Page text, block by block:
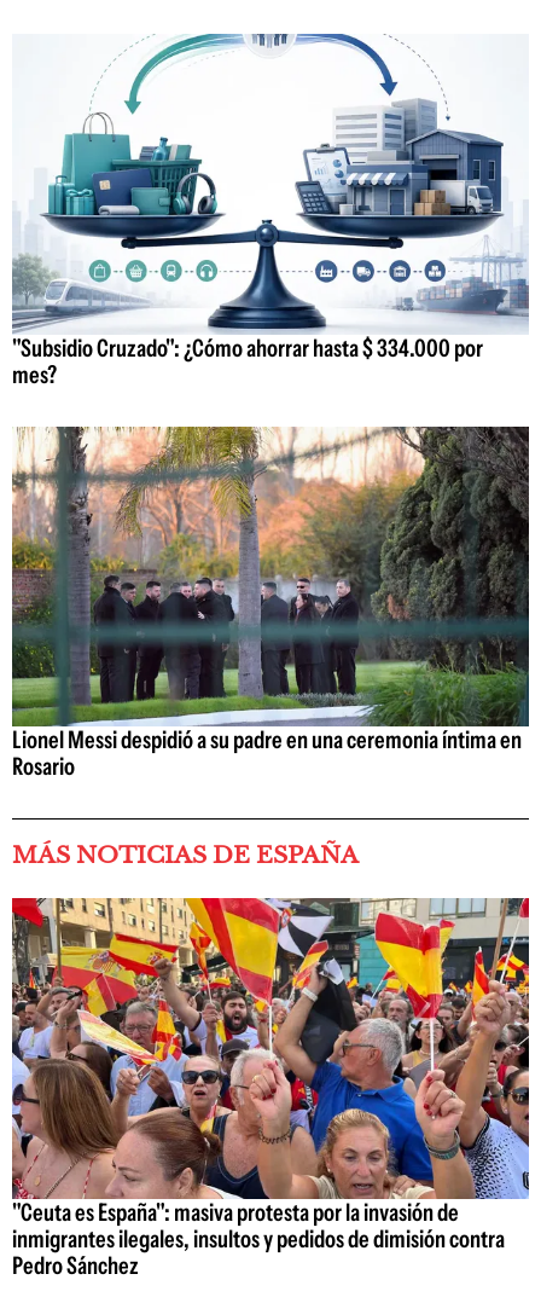
"Subsidio Cruzado": ¿Cómo ahorrar hasta $ 334.000 por
mes?
Lionel Messi despidió a su padre en una ceremonia íntima en
Rosario
MÁS NOTICIAS DE ESPAÑA
"Ceuta es España": masiva protesta por la invasión de
inmigrantes ilegales, insultos y pedidos de dimisión contra
Pedro Sánchez